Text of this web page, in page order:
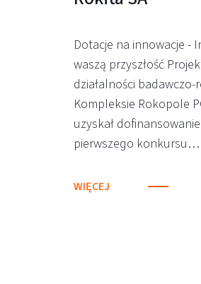
Dotacje na innowacje -
waszą przyszłość
działalności
Kompleksie Rokopole
uzyskał
pierwszego konkursu…
WIĘCEJ